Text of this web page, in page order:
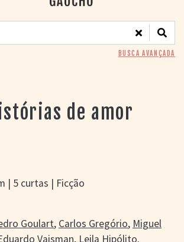
DE
BUSCA AVANÇADA
de amor
| 5 curtas | Ficção
Goulart, Carlos Gregório, Miguel
Vaisman, Leila Hipólito.